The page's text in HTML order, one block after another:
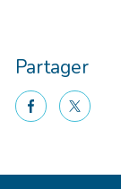
Partager
facebooktwitter